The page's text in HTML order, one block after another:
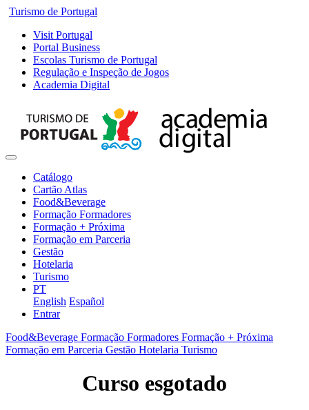
Turismo de Portugal
Visit Portugal
Portal Business
Escolas Turismo de Portugal
Regulação e Inspeção de Jogos
Academia Digital
Catálogo
Cartão Atlas
Food&Beverage
Formação Formadores
Formação + Próxima
Formação em Parceria
Gestão
Hotelaria
Turismo
PT
English Español
Entrar
Food&Beverage Formação Formadores Formação + Próxima
Formação em Parceria Gestão Hotelaria Turismo
Curso esgotado